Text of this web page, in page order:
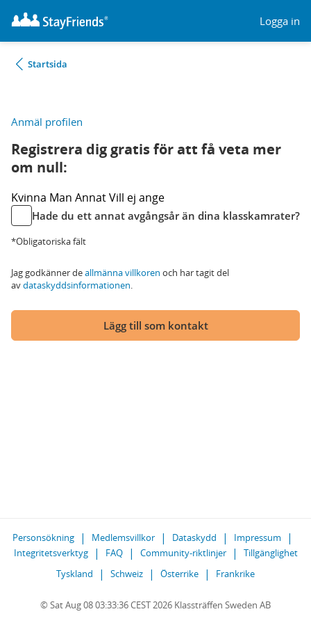
Logga in
Startsida
Anmäl profilen
Registrera dig gratis för att få veta mer
om null:
Kvinna Man AnnatVill ej ange
Hade du ett annat avgångsår än dina klasskamrater?
*Obligatoriska fält
Jag godkänner deallmänna villkoren och har tagit del
avdataskyddsinformationen.
Lägg till som kontakt
Personsökning Medlemsvillkor Dataskydd
Impressum
Integritetsverktyg
FAQ Community-riktlinjer
Tillgänglighet
Tyskland
Schweiz Österrike Frankrike
© Sat Aug 08 03:33:36 CEST 2026 Klassträffen Sweden AB